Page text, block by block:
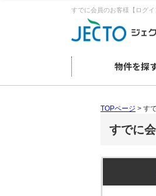
すでに会員のお客様【ログ
物件を探
TOPページ > す
すでに